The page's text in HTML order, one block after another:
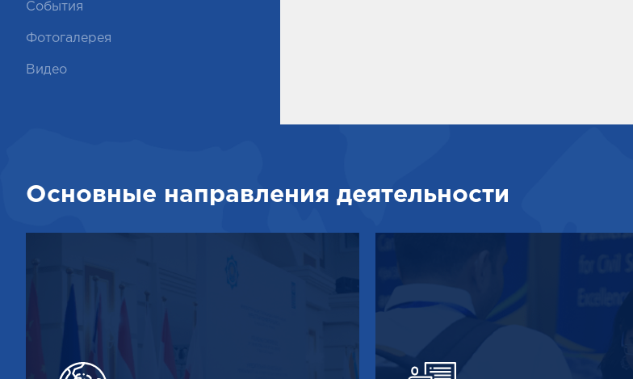
События
Фотогалерея
Видео
Основные направления деятельности